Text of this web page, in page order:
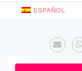
ESPAÑOL